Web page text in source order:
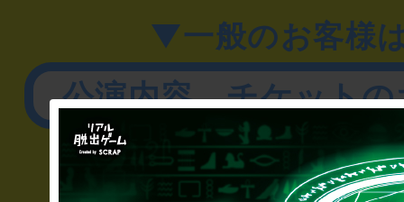
▼一般のお客様
公演内容、チケット
▼企業／法人の方